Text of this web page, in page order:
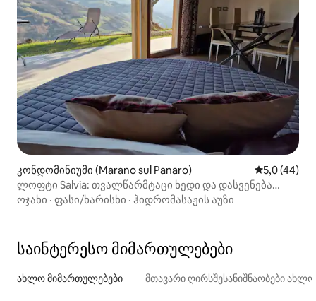
კონდომინიუმი (Marano sul Panaro) საშუალო
5,0 (44)
ლოფტი Salvia: თვალწარმტაცი ხედი და დასვენება
ბუნებაში
ოჯახი · ფასი/ხარისხი · ჰიდრომასაჟის აუზი
საინტერესო მიმართულებები
ახლო მიმართულებები მთავარი ღირსშესანიშნაობები